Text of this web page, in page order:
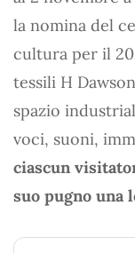
la nomina del
cultura per il
tessili H
spazio
voci, suoni,
ciascun
suo pugno